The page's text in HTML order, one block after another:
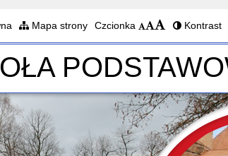
Mapa strony Czcionka Kontrast